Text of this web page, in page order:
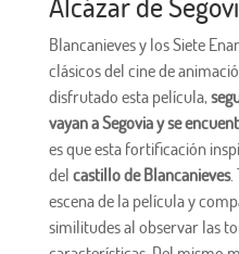
Blancanieves y los Siete
clásicos del cine de
disfrutado esta película,
vayan a Segovia y se
es que esta fortificación
del castillo de Blancanieves.
escena de la película y
similitudes al observar las